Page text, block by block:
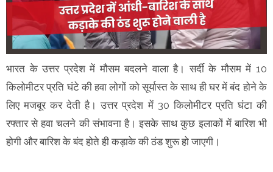
भारत के उत्तर प्रदेश में मौसम बदलने वाला है। सर्दी के मौसम में 10
किलोमीटर प्रति घंटे की हवा लोगों को सूर्यास्त के साथ ही घर में बंद होने के
लिए मजबूर कर देती है। उत्तर प्रदेश में 30 किलोमीटर प्रति घंटा की
रफ्तार से हवा चलने की संभावना है। इसके साथ कुछ इलाकों में बारिश भी
होगी और बारिश के बंद होते ही कड़ाके की ठंड शुरू हो जाएगी।